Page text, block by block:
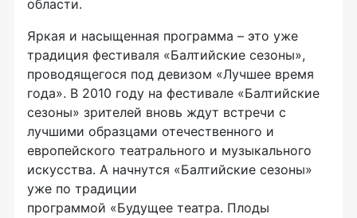
области.
Яркая и насыщенная программа – это уже
традиция фестиваля «Балтийские сезоны»,
проводящегося под девизом «Лучшее время
года». В 2010 году на фестивале «Балтийские
сезоны» зрителей вновь ждут встречи с
лучшими образцами отечественного и
европейского театрального и музыкального
искусства. А начнутся «Балтийские сезоны»
уже по традиции
программой «Будущее театра. Плоды